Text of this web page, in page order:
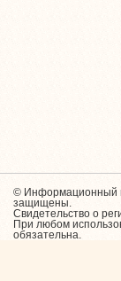
© Информационный
защищены.
Свидетельство о
При любом
обязательна.